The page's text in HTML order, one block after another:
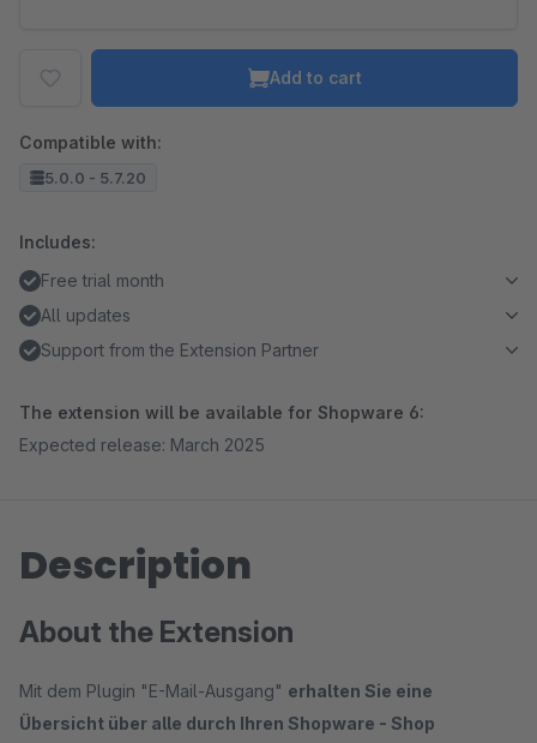
Add to cart
Compatible with:
5.0.0 - 5.7.20
Includes:
Free trial month
All updates
Support from the Extension Partner
The extension will be available for Shopware 6:
Expected release: March 2025
Description
About the Extension
Mit dem Plugin "E-Mail-Ausgang" erhalten Sie eine
Übersicht über alle durch Ihren Shopware - Shop